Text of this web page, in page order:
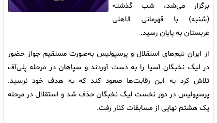
برگزار می‌شد، شب گذشته
(شنبه) با قهرمانی الاهلی
عربستان به پایان رسید.
از ایران تیم‌های استقلال و پرسپولیس به‌صورت مستقیم جواز حضور
در لیگ نخبگان آسیا را به دست آوردند و سپاهان در مرحله پلی‌آف
تلاش کرد به این رقابت‌ها صعود کند که به هدف خود نرسید.
پرسپولیس در دور نخست لیگ نخبگان حذف شد و استقلال در مرحله
یک هشتم نهایی از مسابقات کنار رفت.